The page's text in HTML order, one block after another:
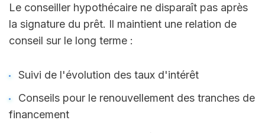
Le conseiller hypothécaire ne disparaît pas après
la signature du prêt. Il maintient une relation de
conseil sur le long terme :
Suivi de l'évolution des taux d'intérêt
Conseils pour le renouvellement des tranches de
financement